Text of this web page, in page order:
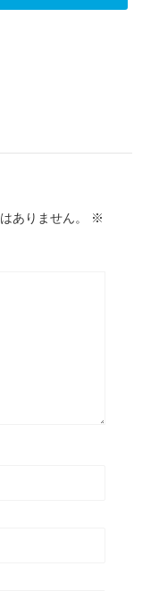
ありません。
※